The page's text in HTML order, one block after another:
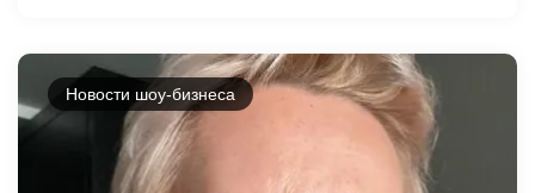
Новости шоу-бизнеса